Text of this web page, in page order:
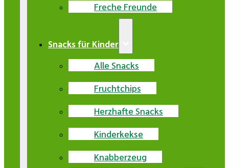
Freche Freunde
Snacks für Kinder
Alle Snacks
Fruchtchips
Herzhafte Snacks
Kinderkekse
Knabberzeug